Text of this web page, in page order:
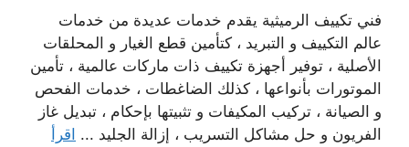
فني تكييف الرميثية يقدم خدمات عديدة من خدمات
عالم التكييف و التبريد ، كتأمين قطع الغيار و المحلقات
الأصلية ، توفير أجهزة تكييف ذات ماركات عالمية ، تأمين
الموتورات بأنواعها ، كذلك الضاغطات ، خدمات الفحص
و الصيانة ، تركيب المكيفات و تثبيتها بإحكام ، تبديل غاز
الفريون و حل مشاكل التسريب ، إزالة الجليد ... اقرأ